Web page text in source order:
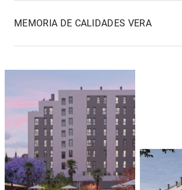
MEMORIA DE CALIDADES VERA